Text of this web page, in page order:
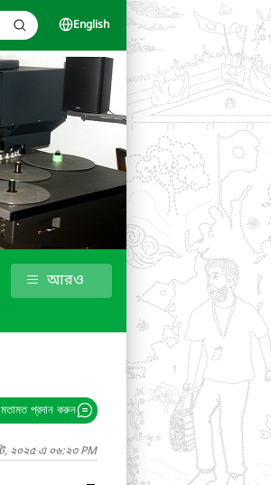
English
আরও
প্রদান করুন
২০২৫ এ ০৬:২৩ PM